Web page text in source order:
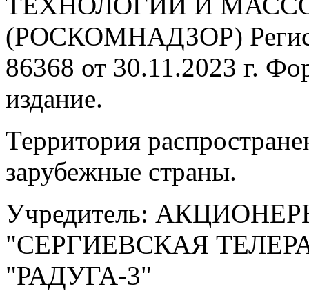
(РОСКОМНАДЗОР)
86368 от 30.11.2023 г.
издание.
Территория
зарубежные страны.
Учредитель:
"СЕРГИЕВСКАЯ
"РАДУГА-3"